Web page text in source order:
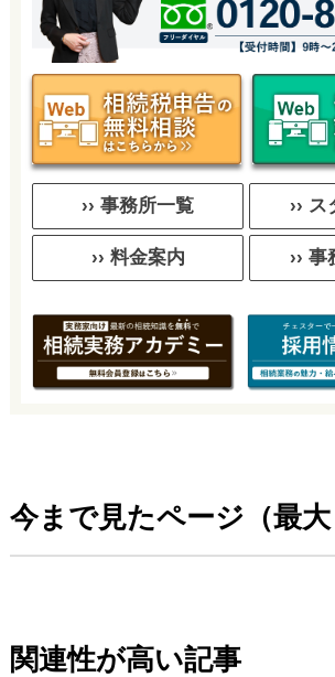
›› 事務所一覧 ››
›› 料金案内 ››
今まで見たページ（最大
関連性が高い記事